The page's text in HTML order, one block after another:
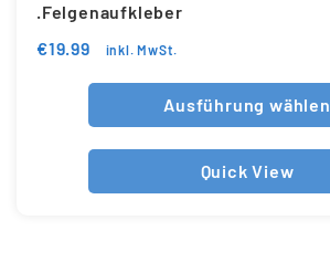
.Felgenaufkleber
€19.99 inkl. MwSt.
Ausführung wählen
Quick View